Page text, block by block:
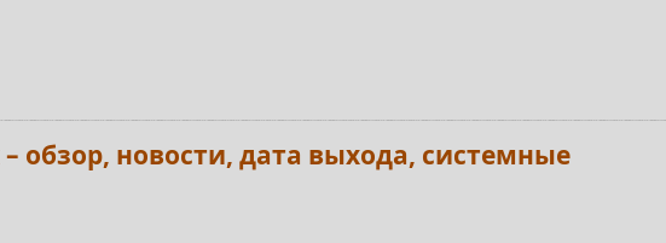
обзор, новости, дата выхода, системные